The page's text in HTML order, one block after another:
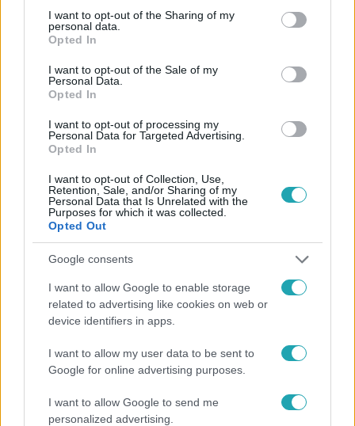
not limited to your visit or usage behaviour. You may click to
grant or deny consent to Google and its third-party tags to
use your data for below specified purposes in below Google
consent section.
I want to opt-out of the Sharing of my
personal data.
Opted In
I want to opt-out of the Sale of my
Personal Data.
Opted In
I want to opt-out of processing my
Personal Data for Targeted Advertising.
Opted In
I want to opt-out of Collection, Use,
Retention, Sale, and/or Sharing of my
Personal Data that Is Unrelated with the
Purposes for which it was collected.
Opted Out
Google consents
I want to allow Google to enable storage
related to advertising like cookies on web or
device identifiers in apps.
I want to allow my user data to be sent to
Google for online advertising purposes.
I want to allow Google to send me
personalized advertising.
HÍRADÓ #VIDEÓ #ADÁSRÉSZLETEK
Népszerű